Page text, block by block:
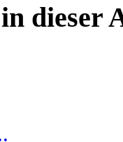
dieser